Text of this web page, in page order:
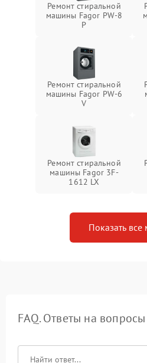
Ремонт стиральной
машины Fagor PW-8
P
Ремонт стиральной
машины Fagor PW-6
V
Ремонт стиральной
машины Fagor 3F-
1612 LX
Показать все
FAQ. Ответы на вопросы